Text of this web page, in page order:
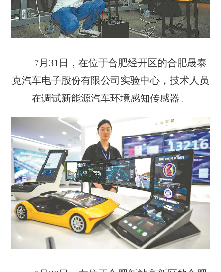
7月31日，在位于合肥经开区的合肥晟泰
克汽车电子股份有限公司实验中心，技术人员
在调试新能源汽车环境感知传感器。